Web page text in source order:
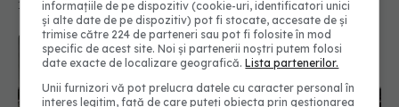
informațiile de pe dispozitiv (cookie-uri, identificatori unici
și alte date de pe dispozitiv) pot fi stocate, accesate de și
trimise către 224 de parteneri sau pot fi folosite în mod
specific de acest site. Noi și partenerii noștri putem folosi
date exacte de localizare geografică.Lista partenerilor.
Unii furnizori vă pot prelucra datele cu caracter personal în
interes legitim, față de care puteți obiecta prin gestionarea